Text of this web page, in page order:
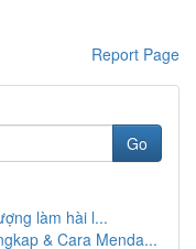
Report Page
Go
làm hài l...
& Cara Menda...